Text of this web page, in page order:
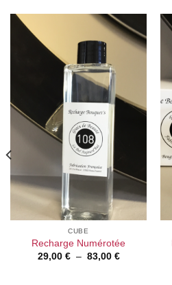
CUBE
Recharge Numérotée
29,00 € – 83,00 €Plage